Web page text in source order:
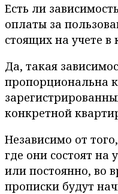
Есть ли
оплаты за
стоящих на учете в
Да, такая
пропорциональна
конкретной
Независимо от
где они состоят на
или постоянно, во
прописки будут